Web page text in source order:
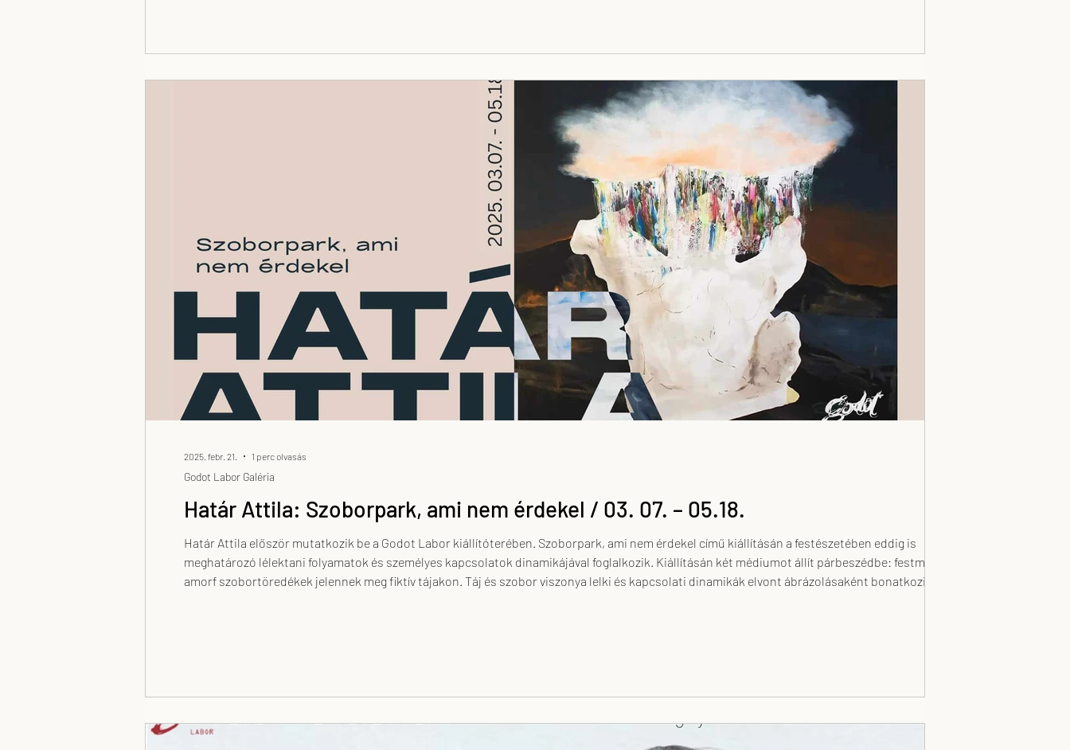
Határ Attila: Szoborpark, ami nem érdekel / 03. 07. – 05.18.
Határ Attila először mutatkozik be a Godot Labor kiállítóterében. Szoborpark, ami nem érdekel című kiállításán a festészetében eddig is
meghatározó lélektani folyamatok és személyes kapcsolatok dinamikájával foglalkozik. Kiállításán két médiumot állít párbeszédbe: festményein
amorf szobortöredékek jelennek meg fiktív tájakon. Táj és szobor viszonya lelki és kapcsolati dinamikák elvont ábrázolásaként bonatkozik ki:
Godot Labor Galéria
2025. febr. 21. 1 perc olvasás